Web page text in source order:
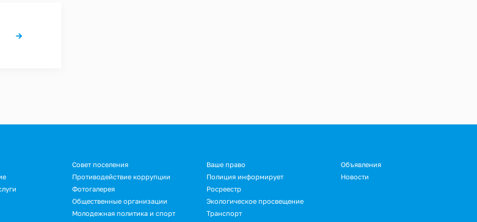
→
Совет поселения
Противодействие коррупции
Фотогалерея
Общественные организации
Молодежная политика и спорт
Ваше право
Полиция информирует
Росреестр
Экологическое просвещение
Транспорт
Объявления
Новости